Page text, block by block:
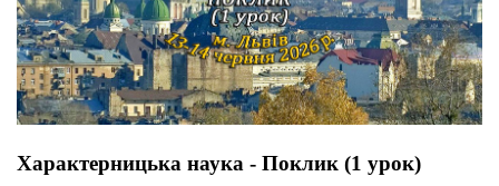
Характерницька наука - Поклик (1 урок)